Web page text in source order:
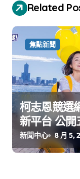
Related
焦點新聞
柯志恩競選
新平台 公開
新聞中心 8 月 5,